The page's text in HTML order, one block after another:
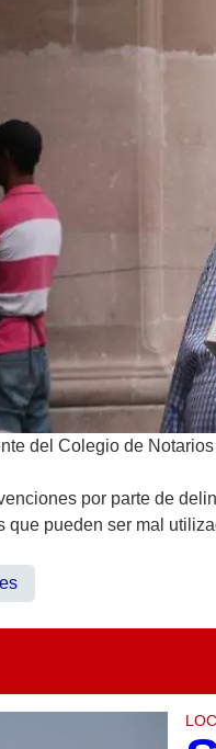
del Colegio de
por parte de
que pueden ser mal